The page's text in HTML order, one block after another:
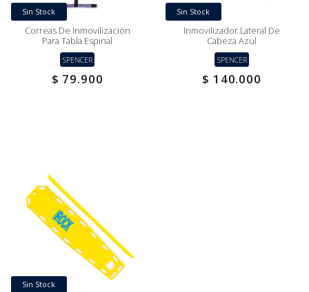
Sin Stock
Correas De Inmovilización
Para Tabla Espinal
SPENCER
$ 79.900
Sin Stock
Inmovilizador Lateral De
Cabeza Azul
SPENCER
$ 140.000
Sin Stock